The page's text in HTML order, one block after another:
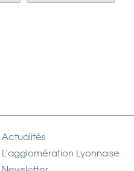
Actualités
L'agglomération Lyonnaise